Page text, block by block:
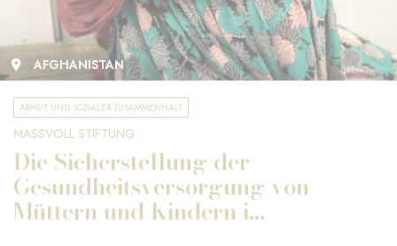
AFGHANISTAN
ARMUT UND SOZIALER ZUSAMMENHALT
MASSVOLL STIFTUNG
Die Sicherstellung der
Gesundheitsversorgung von
Müttern und Kindern i...